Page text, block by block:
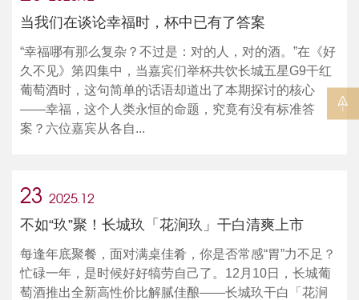
当我们在谈论幸福时，杯中已有了答案
“幸福哪有那么复杂？不过是：对的人，对的酒。”在《好
久不见》第四集中，当嘉宾们举杯共饮长城五星G9干红
葡萄酒时，这句简单的话语却道出了本期探讨的核心
——幸福，这个人类永恒的命题，究竟有没有标准答
案？六位嘉宾从各自...
23 2025.12
不如“玖”聚！长城玖「花涧玖」干白清爽上市
每逢年底聚餐，面对满桌佳肴，你是否常感“胃”力不足？
忙碌一年，是时候好好犒劳自己了。12月10日，长城葡
萄酒推出全新高性价比解腻佳酿——长城玖干白「花涧